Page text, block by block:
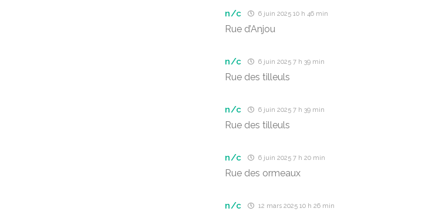
n/c 6 juin 2025 10 h 46 min
Rue d’Anjou
n/c 6 juin 2025 7 h 39 min
Rue des tilleuls
n/c 6 juin 2025 7 h 39 min
Rue des tilleuls
n/c 6 juin 2025 7 h 20 min
Rue des ormeaux
n/c 12 mars 2025 10 h 26 min